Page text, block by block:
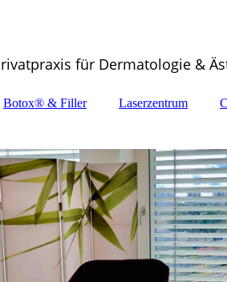
für Dermatologie &
Botox® & Filler Laserzentrum